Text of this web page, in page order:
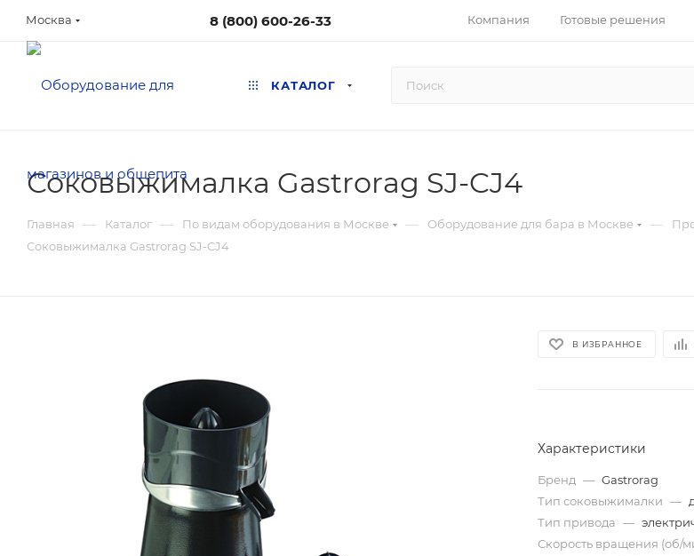
Москва 8 (800) 600-26-33 Компания Готовые решения
КАТАЛОГ
Соковыжималка Gastrorag SJ-CJ4
Главная — Каталог — По видам оборудования в Москве — Оборудование для бара в Москве —
Соковыжималка Gastrorag SJ-CJ4
В ИЗБРАННОЕ
Характеристики
Бренд — Gastrorag
Тип соковыжималки —
Тип привода —
Скорость вращения (об/